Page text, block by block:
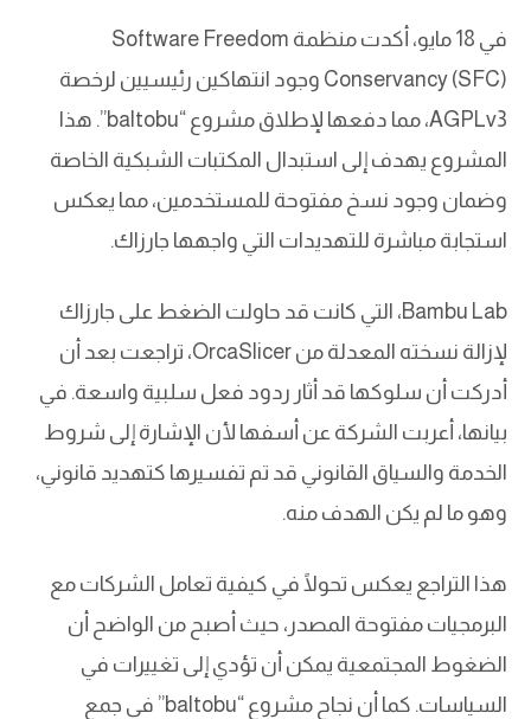
في 18 مايو، أكدت منظمة Software Freedom
Conservancy (SFC) وجود انتهاكين رئيسيين لرخصة
AGPLv3، مما دفعها لإطلاق مشروع “baltobu”. هذا
المشروع يهدف إلى استبدال المكتبات الشبكية الخاصة
وضمان وجود نسخ مفتوحة للمستخدمين، مما يعكس
استجابة مباشرة للتهديدات التي واجهها جارزاك.
Bambu Lab، التي كانت قد حاولت الضغط على جارزاك
لإزالة نسخته المعدلة من OrcaSlicer، تراجعت بعد أن
أدركت أن سلوكها قد أثار ردود فعل سلبية واسعة. في
بيانها، أعربت الشركة عن أسفها لأن الإشارة إلى شروط
الخدمة والسياق القانوني قد تم تفسيرها كتهديد قانوني،
وهو ما لم يكن الهدف منه.
هذا التراجع يعكس تحولًا في كيفية تعامل الشركات مع
البرمجيات مفتوحة المصدر، حيث أصبح من الواضح أن
الضغوط المجتمعية يمكن أن تؤدي إلى تغييرات في
السياسات. كما أن نجاح مشروع “baltobu” في جمع